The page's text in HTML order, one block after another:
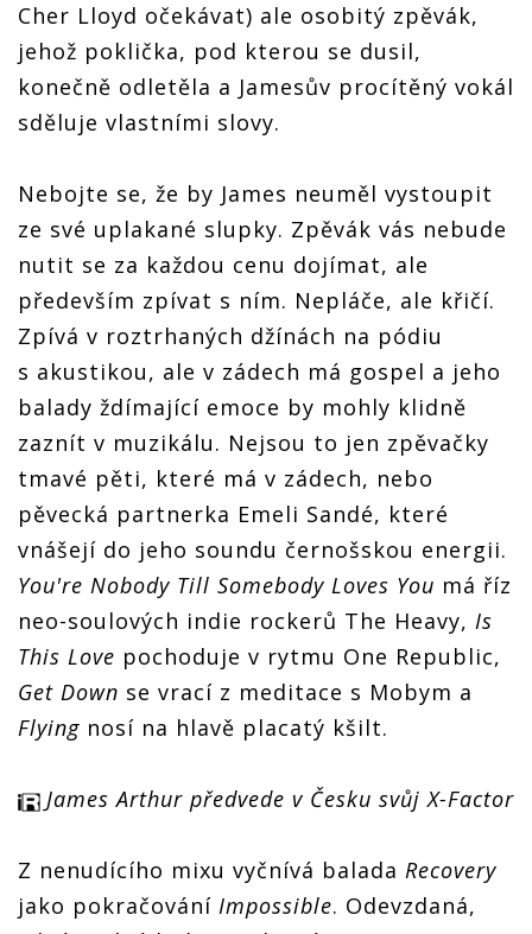
Cher Lloyd očekávat) ale osobitý zpěvák,
jehož poklička, pod kterou se dusil,
konečně odletěla a Jamesův procítěný vokál
sděluje vlastními slovy.
Nebojte se, že by James neuměl vystoupit
ze své uplakané slupky. Zpěvák vás nebude
nutit se za každou cenu dojímat, ale
především zpívat s ním. Nepláče, ale křičí.
Zpívá v roztrhaných džínách na pódiu
s akustikou, ale v zádech má gospel a jeho
balady ždímající emoce by mohly klidně
zaznít v muzikálu. Nejsou to jen zpěvačky
tmavé pěti, které má v zádech, nebo
pěvecká partnerka Emeli Sandé, které
vnášejí do jeho soundu černošskou energii.
You're Nobody Till Somebody Loves You má říz
neo-soulových indie rockerů The Heavy, Is
This Love pochoduje v rytmu One Republic,
Get Down se vrací z meditace s Mobym a
Flying nosí na hlavě placatý kšilt.
James Arthur předvede v Česku svůj X-Factor
Z nenudícího mixu vyčnívá balada Recovery
jako pokračování Impossible. Odevzdaná,